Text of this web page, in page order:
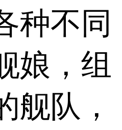
种不同
娘，组
舰队，